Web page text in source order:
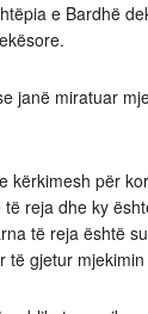
e Bardhë
janë miratuar
kërkimesh për
reja dhe ky
të reja është
të gjetur